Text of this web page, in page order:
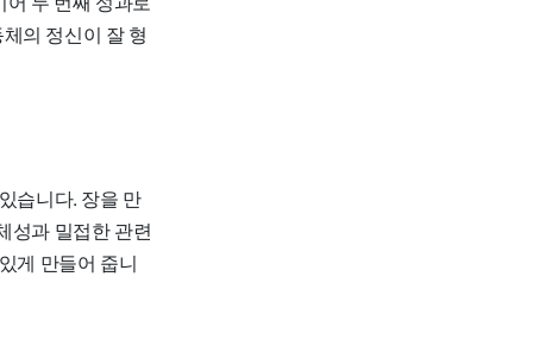
의 정신이 잘 형
습니다. 장을 만
성과 밀접한 관련
게 만들어 줍니